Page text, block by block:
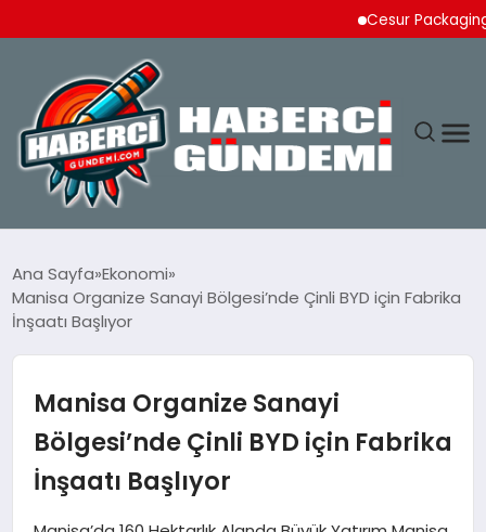
Cesur Packaging,
YAŞAM
DÜNYA
Ana Sayfa Ekonomi
Manisa Organize Sanayi Bölgesi’nde Çinli BYD için Fabrika
İnşaatı Başlıyor
Manisa Organize Sanayi
Bölgesi’nde Çinli BYD için Fabrika
İnşaatı Başlıyor